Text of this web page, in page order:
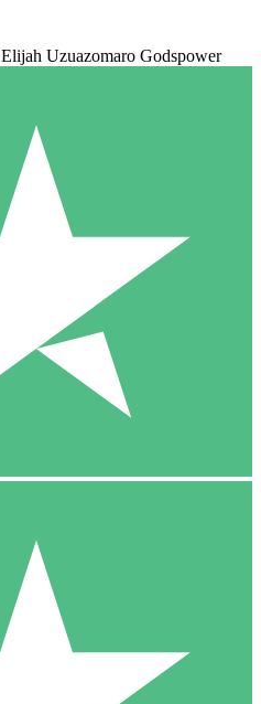
Elijah Uzuazomaro Godspower